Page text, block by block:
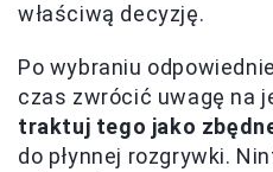
właściwą decyzję.
Po wybraniu
czas zwrócić uwagę na
traktuj tego jako
do płynnej rozgrywki.